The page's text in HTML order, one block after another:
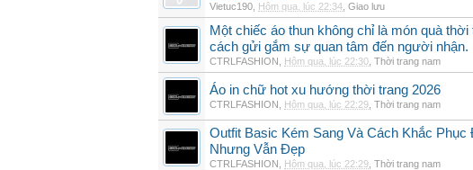
Vietuc190 Hôm qua, lúc 22:34 Giao lưu
Một chiếc áo thun không chỉ là món quà thời
cách gửi gắm sự quan tâm đến người nhận.
CTRLFASHION Hôm qua, lúc 22:30 Thời trang nam
Áo in chữ hot xu hướng thời trang 2026
CTRLFASHION Hôm qua, lúc 22:29 Thời trang nam
Outfit Basic Kém Sang Và Cách Khắc
Nhưng Vẫn Đẹp
CTRLFASHION Hôm qua, lúc 22:29 Thời trang nam